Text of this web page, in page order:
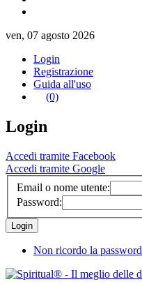
ven, 07 agosto 2026
Login
Registrazione
Guida all'uso
(0)
Login
Accedi tramite Facebook
Accedi tramite Google
Email o nome utente:
Password:
Non ricordo la password